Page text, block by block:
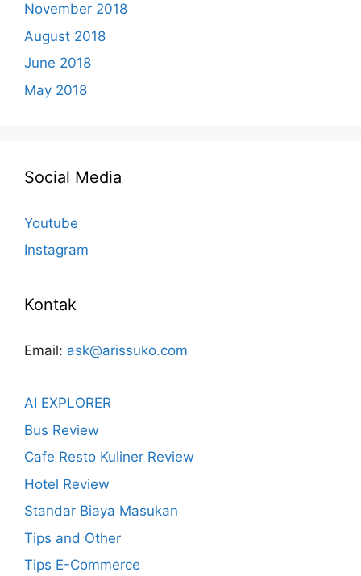
November 2018
August 2018
June 2018
May 2018
Social Media
Youtube
Instagram
Kontak
Email: ask@arissuko.com
AI EXPLORER
Bus Review
Cafe Resto Kuliner Review
Hotel Review
Standar Biaya Masukan
Tips and Other
Tips E-Commerce